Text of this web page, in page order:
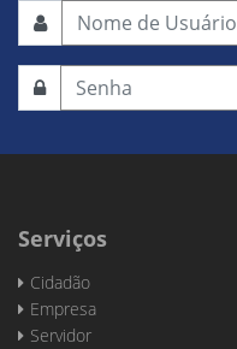
Serviços
Cidadão
Empresa
Servidor